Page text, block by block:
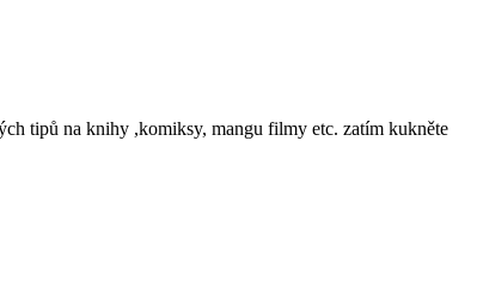
tipů na knihy ,komiksy, mangu filmy etc. zatím kukněte